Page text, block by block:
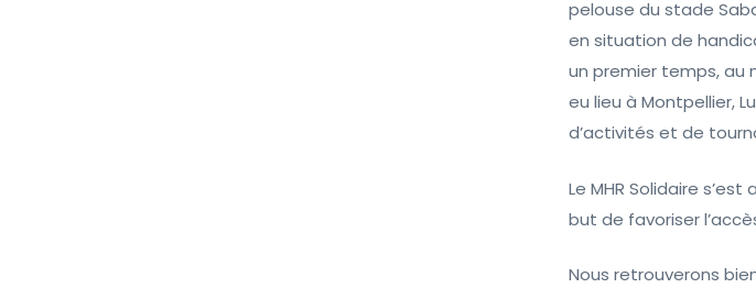
pelouse du stade
en situation de
un premier temps, au
eu lieu à Montpellier,
d’activités et de
Le MHR Solidaire
but de favoriser
Nous retrouverons